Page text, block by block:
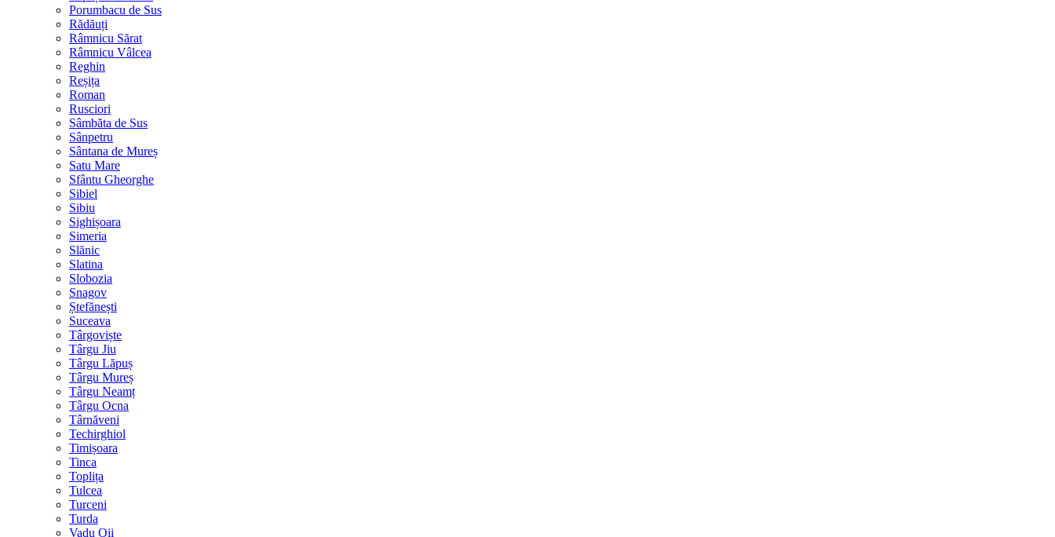
Porumbacu de Sus
Rădăuți
Râmnicu Sărat
Râmnicu Vâlcea
Reghin
Reșița
Roman
Rusciori
Sâmbăta de Sus
Sânpetru
Sântana de Mureș
Satu Mare
Sfântu Gheorghe
Sibiel
Sibiu
Sighișoara
Simeria
Slănic
Slatina
Slobozia
Snagov
Ștefănești
Suceava
Târgoviște
Târgu Jiu
Târgu Lăpuș
Târgu Mureș
Târgu Neamț
Târgu Ocna
Târnăveni
Techirghiol
Timișoara
Tinca
Toplița
Tulcea
Turceni
Turda
Vadu Oii